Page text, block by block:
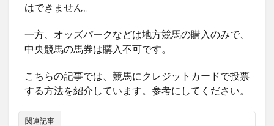
はできません。
一方、オッズパークなどは地方競馬の購入のみで、
中央競馬の馬券は購入不可です。
こちらの記事では、競馬にクレジットカードで投票
する方法を紹介しています。参考にしてください。
関連記事